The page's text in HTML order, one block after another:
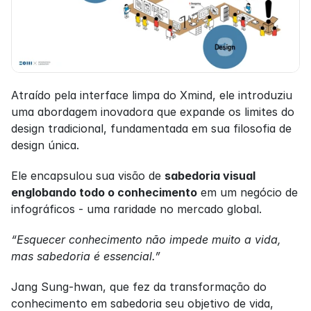
Atraído pela interface limpa do Xmind, ele introduziu
uma abordagem inovadora que expande os limites do
design tradicional, fundamentada em sua filosofia de
design única.
Ele encapsulou sua visão de sabedoria visual
englobando todo o conhecimento em um negócio de
infográficos - uma raridade no mercado global.
“Esquecer conhecimento não impede muito a vida,
mas sabedoria é essencial.”
Jang Sung-hwan, que fez da transformação do
conhecimento em sabedoria seu objetivo de vida,